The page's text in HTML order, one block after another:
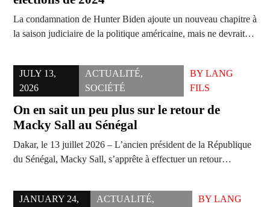
La condamnation de Hunter Biden ajoute un nouveau chapitre à
la saison judiciaire de la politique américaine, mais ne devrait…
JULY 13,
2026
ACTUALITÉ,
SOCIÉTÉ
BYLANG
FILS
On en sait un peu plus sur le retour de
Macky Sall au Sénégal
Dakar, le 13 juillet 2026 – L’ancien président de la République
du Sénégal, Macky Sall, s’apprête à effectuer un retour…
JANUARY 24,
ACTUALITÉ,
BY LANG